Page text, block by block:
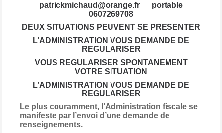
patrickmichaud@orange.fr portable
0607269708
DEUX SITUATIONS PEUVENT SE PRESENTER
L’ADMINISTRATION VOUS DEMANDE DE
REGULARISER
VOUS REGULARISER SPONTANEMENT
VOTRE SITUATION
L’ADMINISTRATION VOUS DEMANDE DE
REGULARISER
Le plus couramment, l’Administration fiscale se
manifeste par l’envoi d’une demande de
renseignements.